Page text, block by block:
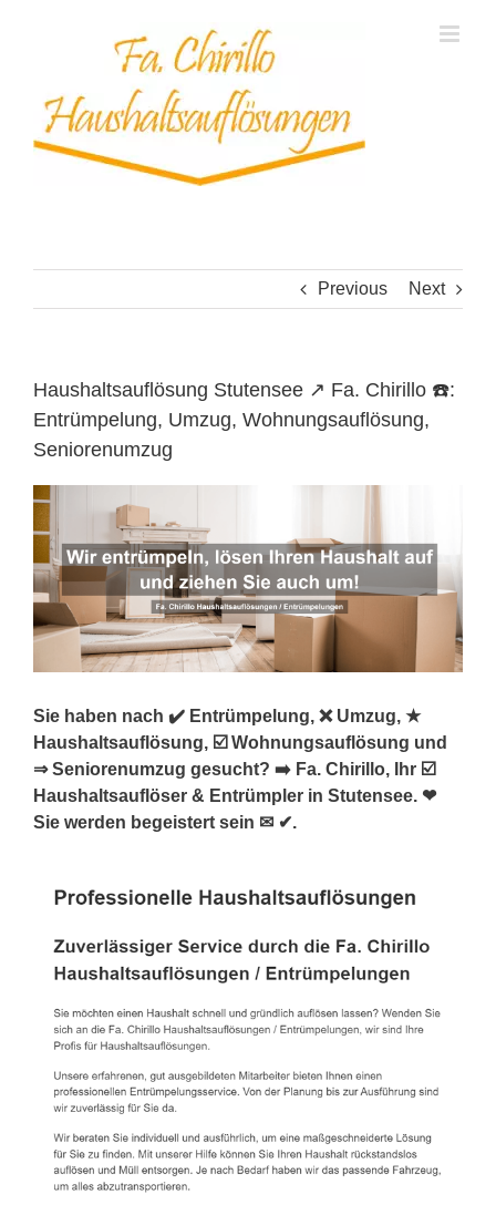
Previous Next
Haushaltsauflösung Stutensee ↗️ Fa. Chirillo ☎️:
Entrümpelung, Umzug, Wohnungsauflösung,
Seniorenumzug
Sie haben nach ✔️ Entrümpelung, ❌ Umzug, ★
Haushaltsauflösung, ☑️ Wohnungsauflösung und
⇒ Seniorenumzug gesucht? ➡️ Fa. Chirillo, Ihr ☑️
Haushaltsauflöser & Entrümpler in Stutensee. ❤
Sie werden begeistert sein ✉ ✔.